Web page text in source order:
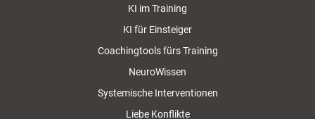
KI im Training
KI für Einsteiger
Coachingtools fürs Training
NeuroWissen
Systemische Interventionen
Liebe Konflikte